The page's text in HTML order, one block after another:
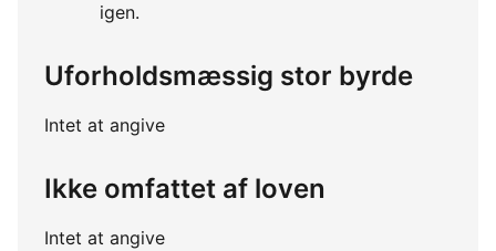
igen.
Uforholdsmæssig stor byrde
Intet at angive
Ikke omfattet af loven
Intet at angive